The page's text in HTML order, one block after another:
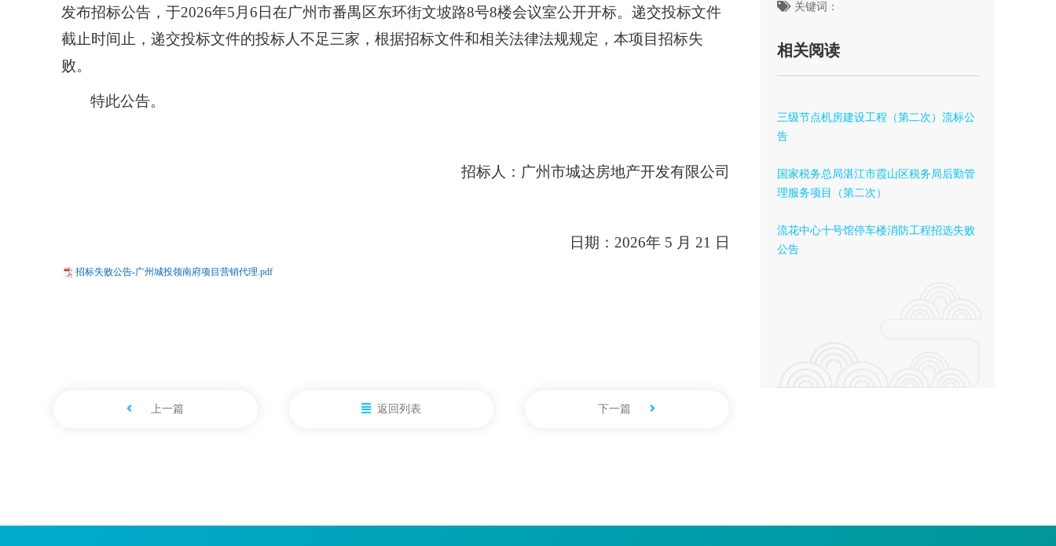
发布招标公告，于2026年5月 6 日在广州市番禺区东环街文坡路8号8楼会议室公开开标。递交投标文件
截止时间止，递交投标文件的投标人不足三家，根据招标文件和相关法律法规规定，本项目招标失
败。
特此公告。
招标人：广州市城达房地产开发有限公司
日期：2026年 5 月 21 日
招标失败公告-广州城投领南府项目营销代理.pdf
上一篇 返回列表 下一篇
关键词：
相关阅读
三级节点机房建设工程（第二次）流标公
告
国家税务总局湛江市霞山区税务局后勤管
理服务项目（第二次）
流花中心十号馆停车楼消防工程招选失败
公告